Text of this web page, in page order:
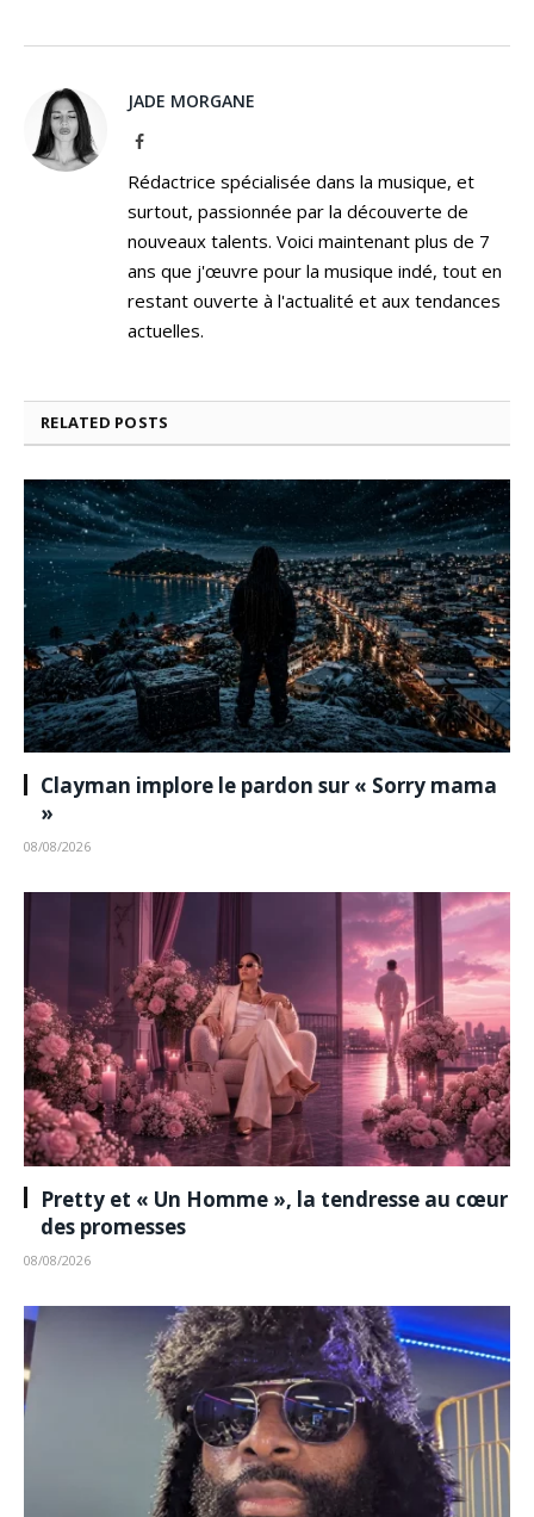
JADE MORGANE
Facebook
Rédactrice spécialisée dans la musique, et
surtout, passionnée par la découverte de
nouveaux talents. Voici maintenant plus de 7
ans que j'œuvre pour la musique indé, tout en
restant ouverte à l'actualité et aux tendances
actuelles.
RELATED POSTS
Clayman implore le pardon sur « Sorry mama
»
08/08/2026
Pretty et « Un Homme », la tendresse au cœur
des promesses
08/08/2026